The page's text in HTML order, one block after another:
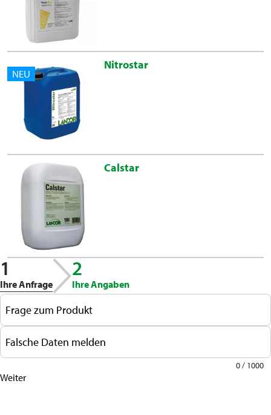
NEU
Nitrostar
Calstar
1
Ihre Anfrage
2
Ihre Angaben
Frage zum Produkt
Falsche Daten melden
0 / 1000
Weiter